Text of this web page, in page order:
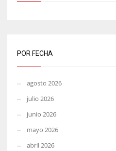
POR FECHA
agosto 2026
julio 2026
junio 2026
mayo 2026
abril 2026